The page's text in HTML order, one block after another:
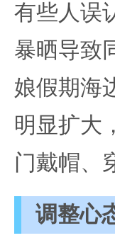
有些人误
暴晒导致
娘假期海
明显扩大
门戴帽、
调整心